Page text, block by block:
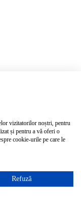
vizitatorilor noștri, pentru
și pentru a vă oferi o
cookie-urile pe care le
Refuză